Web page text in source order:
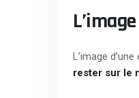
L’image
rester sur le